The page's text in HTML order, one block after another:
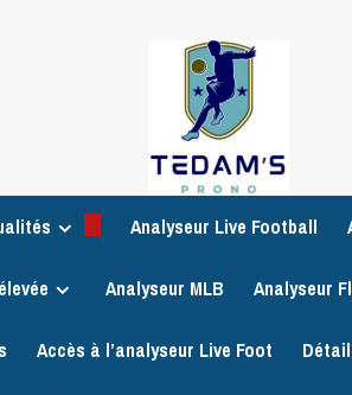
Analyseur Live Football
Analyseur MLB Analyseur
Accès à l’analyseur Live Foot